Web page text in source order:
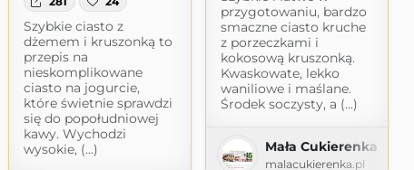
przygotowaniu, bardzo
smaczne ciasto kruche
z porzeczkami i
kokosową kruszonką.
Kwaskowate, lekko
waniliowe i maślane.
Środek soczysty, a (...)
Mała Cukierenka
malacukierenka.pl
Szybkie ciasto z
dżemem i kruszonką to
przepis na
nieskomplikowane
ciasto na jogurcie,
które świetnie sprawdzi
się do popołudniowej
kawy. Wychodzi
wysokie, (...)